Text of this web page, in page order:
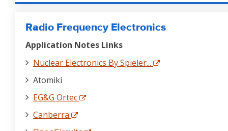
Radio Frequency Electronics
Application Notes Links
Nuclear Electronics By Spieler...
Atomiki
EG&G Ortec
Canberra